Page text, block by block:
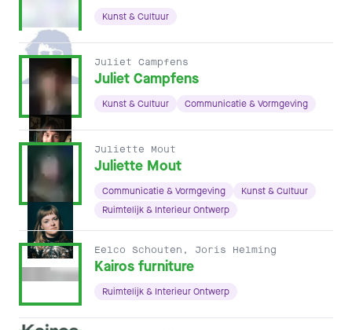
Kunst & Cultuur
Juliet Campfens
Juliet Campfens
Kunst & Cultuur Communicatie & Vormgeving
Juliette Mout
Juliette Mout
Communicatie & Vormgeving
Kunst & Cultuur
Ruimtelijk & Interieur Ontwerp
Eelco Schouten, Joris Helming
Kairos furniture
Ruimtelijk & Interieur Ontwerp